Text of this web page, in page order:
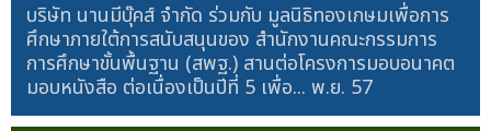
บริษัท นานมีบุ๊คส์ จำกัด ร่วมกับ มูลนิธิทองเกษมเพื่อการ
ศึกษาภายใต้การสนับสนุนของ สำนักงานคณะกรรมการ
การศึกษาขั้นพื้นฐาน (สพฐ.) สานต่อโครงการมอบอนาคต
มอบหนังสือ ต่อเนื่องเป็นปีที่ 5 เพื่อ... พ.ย. 57